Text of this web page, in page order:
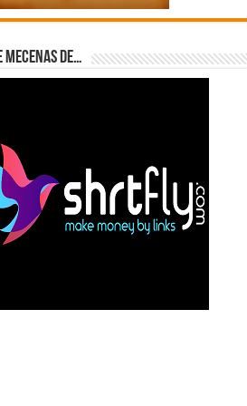
Mecenas de…